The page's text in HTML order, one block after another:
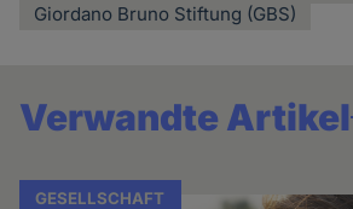
Giordano Bruno Stiftung (GBS)
Verwandte Artikel
GESELLSCHAFT